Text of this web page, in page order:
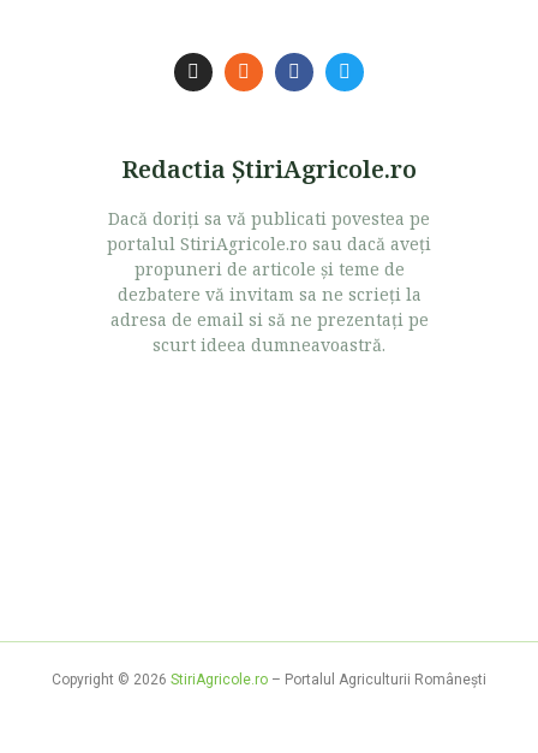
Redactia ŞtiriAgricole.ro
Dacă doriţi sa vă publicati povestea pe
portalul StiriAgricole.ro sau dacă aveţi
propuneri de articole şi teme de
dezbatere vă invitam sa ne scrieţi la
adresa de email si să ne prezentaţi pe
scurt ideea dumneavoastră.
Copyright © 2026 StiriAgricole.ro – Portalul Agriculturii Româneşti